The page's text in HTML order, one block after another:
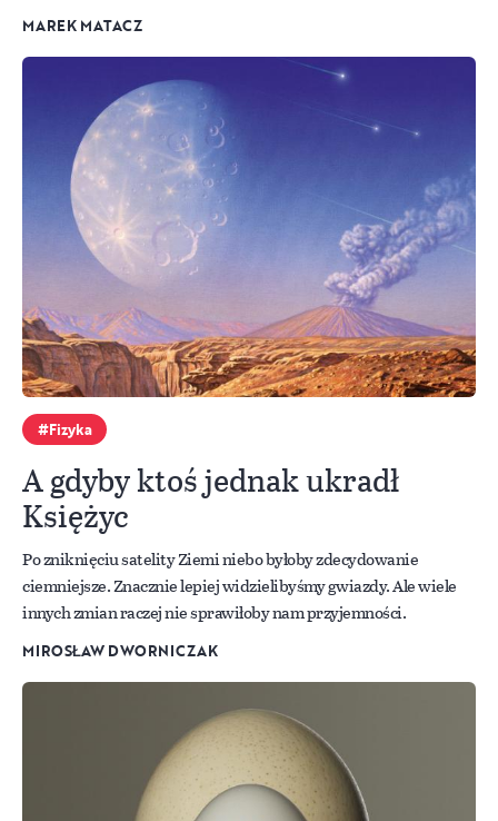
MAREK MATACZ
Fizyka
A gdyby ktoś jednak ukradł
Księżyc
Po zniknięciu satelity Ziemi niebo byłoby zdecydowanie
ciemniejsze. Znacznie lepiej widzielibyśmy gwiazdy. Ale wiele
innych zmian raczej nie sprawiłoby nam przyjemności.
MIROSŁAW DWORNICZAK